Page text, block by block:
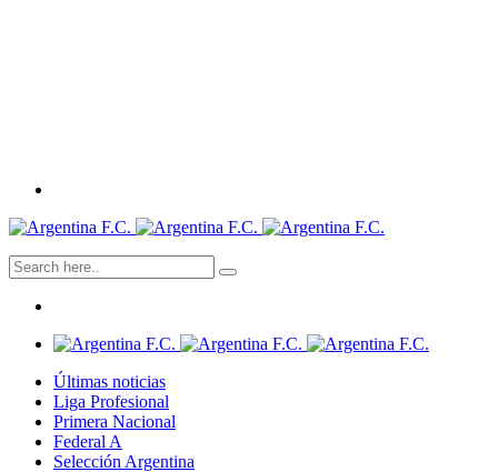
Últimas noticias
Liga Profesional
Primera Nacional
Federal A
Selección Argentina